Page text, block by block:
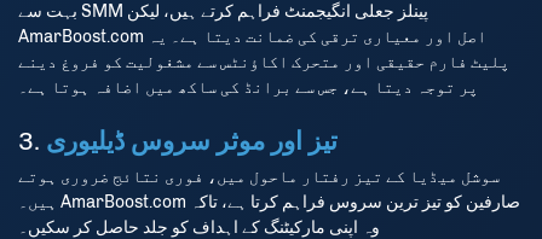
بہت سے SMM پینلز جعلی انگیجمنٹ فراہم کرتے ہیں، لیکن
AmarBoost.com اصل اور معیاری ترقی کی ضمانت دیتا ہے۔ یہ
پلیٹ فارم حقیقی اور متحرک اکاؤنٹس سے مشغولیت کو فروغ دینے
پر توجہ دیتا ہے، جس سے برانڈ کی ساکھ میں اضافہ ہوتا ہے۔
3. تیز اور موثر سروس ڈیلیوری
سوشل میڈیا کے تیز رفتار ماحول میں، فوری نتائج ضروری ہوتے
ہیں۔ AmarBoost.com صارفین کو تیز ترین سروس فراہم کرتا ہے، تاکہ
وہ اپنی مارکیٹنگ کے اہداف کو جلد حاصل کر سکیں۔